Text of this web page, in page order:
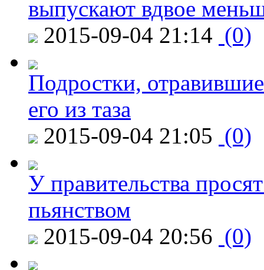
выпускают вдвое
2015-09-04 21:14 (0)
Подростки,
его из таза
2015-09-04 21:05 (0)
У правительства
пьянством
2015-09-04 20:56 (0)